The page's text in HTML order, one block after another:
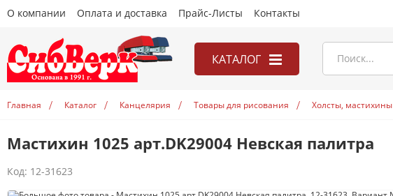
О компании Оплата и доставка Прайс-Листы Контакты
КАТАЛОГ
Распродажа
Новинки
Главная Каталог Канцелярия Товары для рисования Холсты, мастихины
Мастихин 1025 арт.DK29004 Невская палитра
Код: 12-31623